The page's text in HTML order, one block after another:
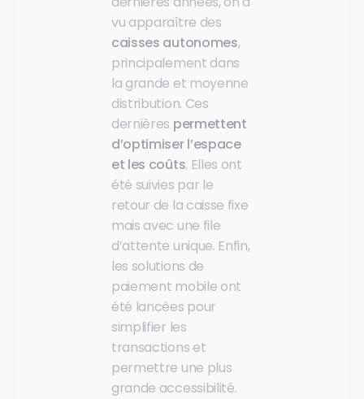
vu apparaître des
caisses autonomes,
principalement dans
la grande et moyenne
distribution. Ces
dernières permettent
d’optimiser l’espace
et les coûts. Elles ont
été suivies par le
retour de la caisse fixe
mais avec une file
d’attente unique. Enfin,
les solutions de
paiement mobile ont
été lancées pour
simplifier les
transactions et
permettre une plus
grande accessibilité.